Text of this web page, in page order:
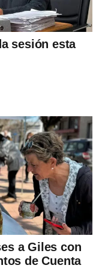
sesión esta
a Giles con
de Cuenta